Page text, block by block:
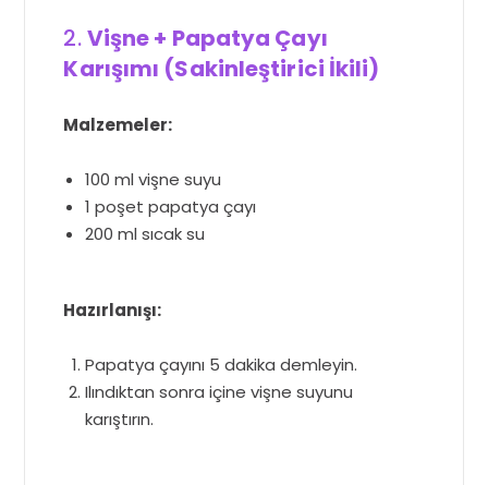
2.Vişne + Papatya Çayı
Karışımı (Sakinleştirici İkili)
Malzemeler:
100 ml vişne suyu
1 poşet papatya çayı
200 ml sıcak su
Hazırlanışı:
Papatya çayını 5 dakika demleyin.
Ilındıktan sonra içine vişne suyunu
karıştırın.